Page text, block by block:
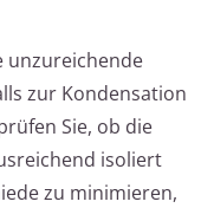
unzureichende
zur Kondensation
Sie, ob die
isoliert
zu minimieren,